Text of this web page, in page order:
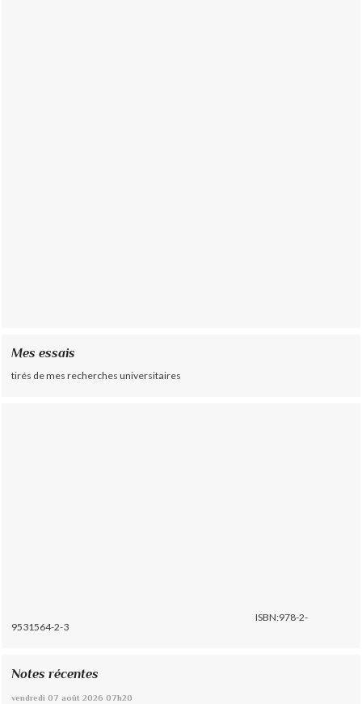
Mes essais
tirés de mes recherches universitaires
ISBN:978-2-
9531564-2-3
Notes récentes
vendredi 07 août 2026 07h20